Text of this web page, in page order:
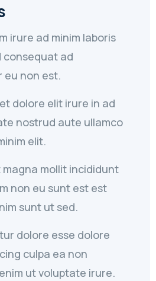
irure ad minim laboris
consequat ad
eu non est.
dolore elit irure in ad
nostrud aute ullamco
elit.
mollit incididunt
non eu sunt est est
sunt ut sed.
dolore esse dolore
culpa ea non
ut voluptate irure.